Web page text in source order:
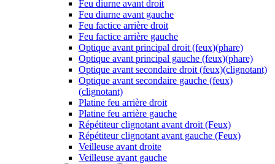
Feu diurne avant droit
Feu diurne avant gauche
Feu factice arrière droit
Feu factice arrière gauche
Optique avant principal droit (feux)(phare)
Optique avant principal gauche (feux)(phare)
Optique avant secondaire droit (feux)(clignotant)
Optique avant secondaire gauche (feux)
(clignotant)
Platine feu arrière droit
Platine feu arrière gauche
Répétiteur clignotant avant droit (Feux)
Répétiteur clignotant avant gauche (Feux)
Veilleuse avant droite
Veilleuse avant gauche